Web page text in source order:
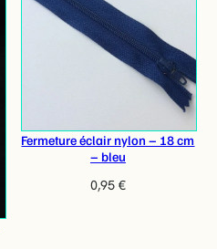
Fermeture éclair nylon – 18 cm
– bleu
0,95 €